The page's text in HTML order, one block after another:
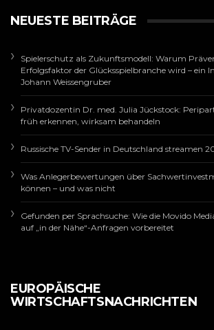
NEUESTE BEITRÄGE
Spielerschutz als Zukunftsmodell: Warum
Erfolgsfaktor der Glücksspielbranche wird – ein
Johann Weissengruber
Privatdozentin Dr. med. Julia Jückstock:
früh erkennen, wirksam behandeln
Russische TV-Sender in Deutschland streamen
Was Anlegerbewertungen über
können – und was nicht
Gefunden per Sprachsuche: Wie die Movido
auf „in der Nähe“-Anfragen vorbereitet
EUROPÄISCHE
WIRTSCHAFTSNACHRICHTEN